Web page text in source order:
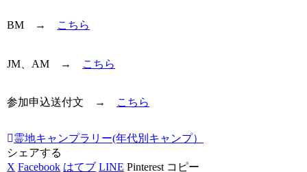
BM → こちら
JM、AM → こちら
参加申込送付文 → こちら
霊地キャンプラリー(年代別キャンプ）
シェアする
X Facebook はてブ LINE Pinterest コピー